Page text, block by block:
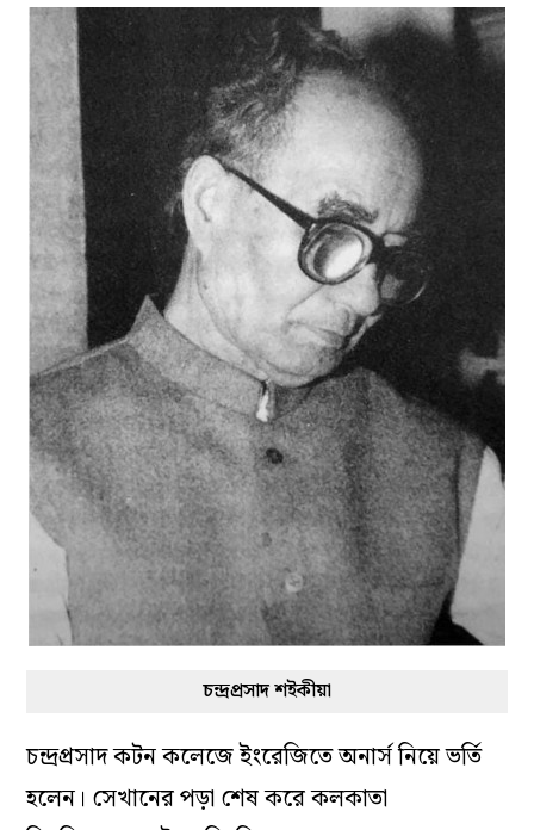
চন্দ্রপ্রসাদ শইকীয়া
চন্দ্রপ্রসাদ কটন কলেজে ইংরেজিতে অনার্স নিয়ে ভর্তি
হলেন। সেখানের পড়া শেষ করে কলকাতা